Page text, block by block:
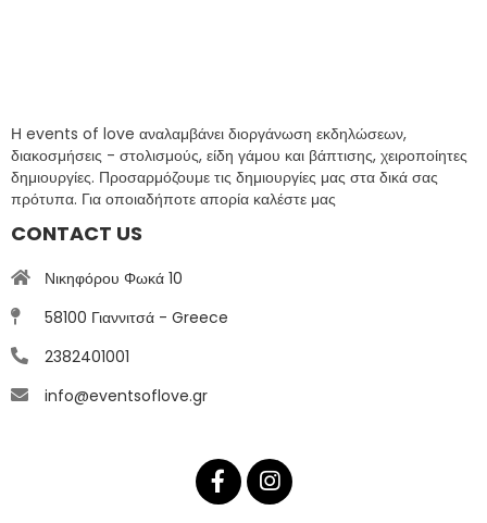
Η events of love αναλαμβάνει διοργάνωση εκδηλώσεων,
διακοσμήσεις - στολισμούς, είδη γάμου και βάπτισης, χειροποίητες
δημιουργίες. Προσαρμόζουμε τις δημιουργίες μας στα δικά σας
πρότυπα. Για οποιαδήποτε απορία καλέστε μας
CONTACT US
Νικηφόρου Φωκά 10
58100 Γιαννιτσά - Greece
2382401001
info@eventsoflove.gr